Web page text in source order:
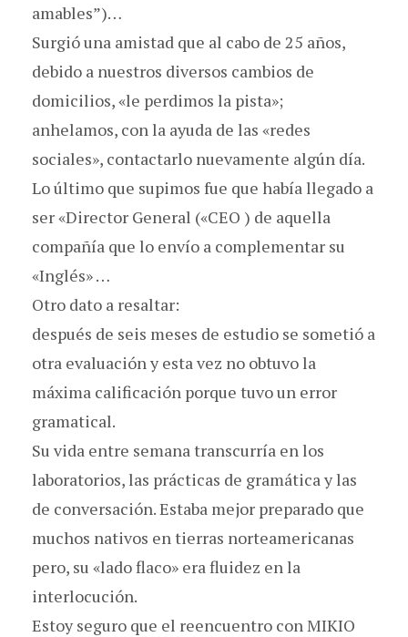
amables”)…
Surgió una amistad que al cabo de 25 años,
debido a nuestros diversos cambios de
domicilios, «le perdimos la pista»;
anhelamos, con la ayuda de las «redes
sociales», contactarlo nuevamente algún día.
Lo último que supimos fue que había llegado a
ser «Director General («CEO ) de aquella
compañía que lo envío a complementar su
«Inglés» …
Otro dato a resaltar:
después de seis meses de estudio se sometió a
otra evaluación y esta vez no obtuvo la
máxima calificación porque tuvo un error
gramatical.
Su vida entre semana transcurría en los
laboratorios, las prácticas de gramática y las
de conversación. Estaba mejor preparado que
muchos nativos en tierras norteamericanas
pero, su «lado flaco» era fluidez en la
interlocución.
Estoy seguro que el reencuentro con MIKIO